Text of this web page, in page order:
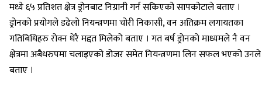
मध्ये ६५ प्रतिशत क्षेत्र ड्रोनबाट निग्रानी गर्न सकिएको सापकोटाले बताए ।
ड्रोनको प्रयोगले डढेलो नियन्त्रणमा चोरी निकासी, वन अतिक्रम लगायतका
गतिबिधिहरु रोक्न धेरै मद्दत मिलेको बताए । गत बर्ष ड्रोनको माध्यमले नै वन
क्षेत्रमा अबैधरुपमा चलाइएको डोजर समेत नियन्त्रणमा लिन सफल भएको उनले
बताए ।